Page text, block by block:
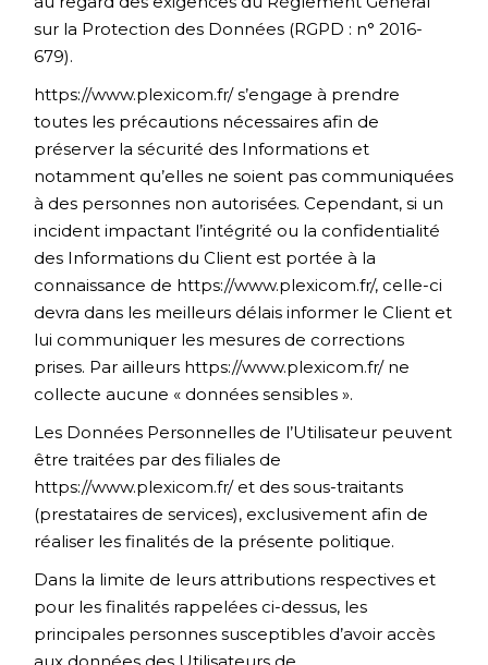
sur la Protection des Données (RGPD : n° 2016-
679).
https://www.plexicom.fr/s’engage à prendre
toutes les précautions nécessaires afin de
préserver la sécurité des Informations et
notamment qu’elles ne soient pas communiquées
à des personnes non autorisées. Cependant, si un
incident impactant l’intégrité ou la confidentialité
des Informations du Client est portée à la
connaissance de https://www.plexicom.fr/, celle-ci
devra dans les meilleurs délais informer le Client et
lui communiquer les mesures de corrections
prises. Par ailleurs https://www.plexicom.fr/ne
collecte aucune « données sensibles ».
Les Données Personnelles de l’Utilisateur peuvent
être traitées par des filiales de
https://www.plexicom.fr/et des sous-traitants
(prestataires de services), exclusivement afin de
réaliser les finalités de la présente politique.
Dans la limite de leurs attributions respectives et
pour les finalités rappelées ci-dessus, les
principales personnes susceptibles d’avoir accès